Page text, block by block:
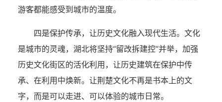
游客都能感受到城市的温度。
四是保护传承，让历史文化融入现代生活。文化
是城市的灵魂，湖北将坚持“留改拆建控”并举，加强
历史文化街区的活化利用，让历史建筑在保护中传
承、在利用中焕新。让荆楚文化不再是书本上的文
字，而是可以走进、可以体验的城市日常。